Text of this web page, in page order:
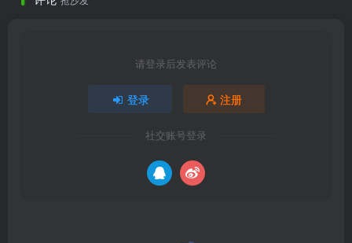
请登录后发表评论
登录 注册
社交账号登录